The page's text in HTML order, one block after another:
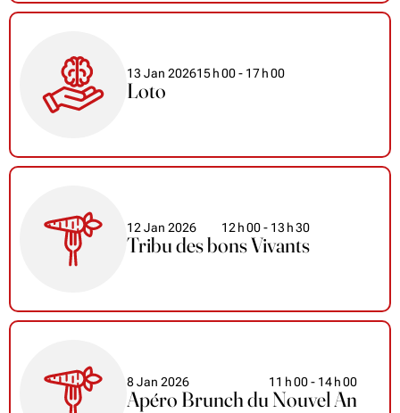
13 Jan 202615h00- 17h00
Loto
12 Jan 2026 12 h00- 13 h30
Tribu des bons Vivants
8 Jan 2026 11 h00- 14h00
Apéro Brunch du Nouvel An